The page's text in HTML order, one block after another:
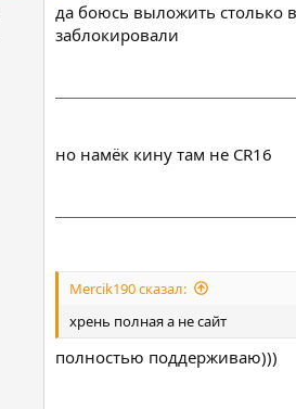
да боюсь выложить столько
заблокировали
но намёк кину там не CR16
Mercik190 сказал:
хрень полная а не сайт
полностью поддерживаю)))